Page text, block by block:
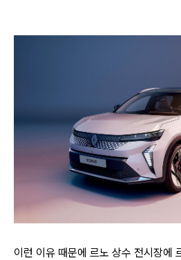
이런 이유 때문에 르노 상수 전시장에